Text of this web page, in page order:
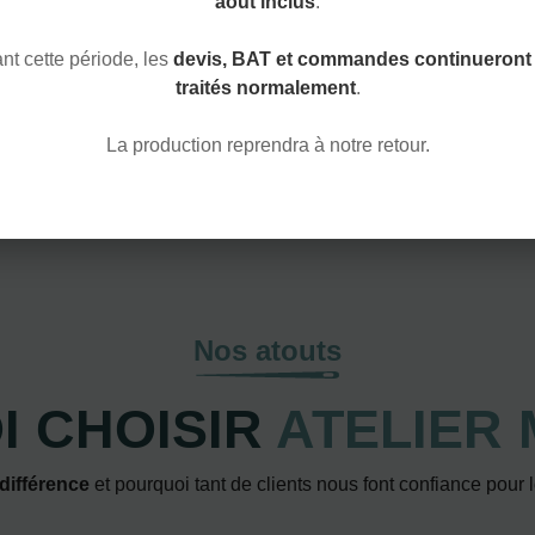
cette période, les devis, BAT et commandes continueront
traités normalement.
La production reprendra à notre retour.
NOUS CONTACTER
Nos atouts
CHOISIR ATELIER
et pourquoi tant de clients nous font confiance pour